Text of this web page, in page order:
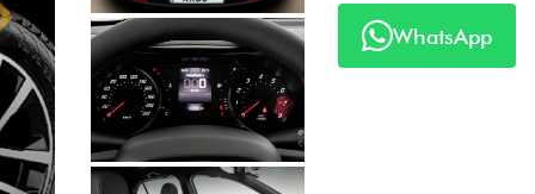
WhatsApp